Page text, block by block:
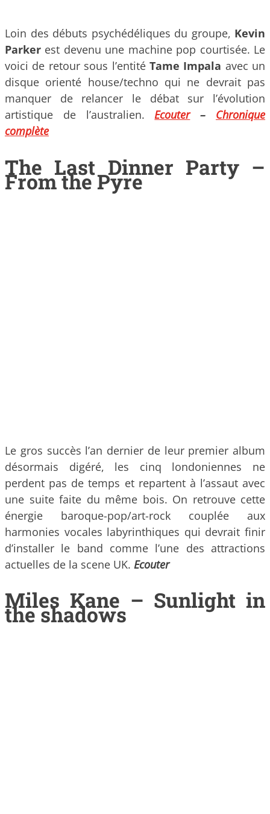
Loin des débuts psychédéliques du groupe, Kevin
Parker est devenu une machine pop courtisée. Le
voici de retour sous l’entité Tame Impala avec un
disque orienté house/techno qui ne devrait pas
manquer de relancer le débat sur l’évolution
artistique de l’australien.Ecouter– Chronique
complète
The Last Dinner Party –
From the Pyre
Le gros succès l’an dernier de leur premier album
désormais digéré, les cinq londoniennes ne
perdent pas de temps et repartent à l’assaut avec
une suite faite du même bois. On retrouve cette
énergie baroque-pop/art-rock couplée aux
harmonies vocales labyrinthiques qui devrait finir
d’installer le band comme l’une des attractions
actuelles de la scene UK. Ecouter
Miles Kane – Sunlight in
the shadows